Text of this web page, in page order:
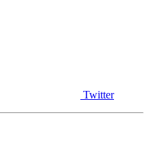
Twitter